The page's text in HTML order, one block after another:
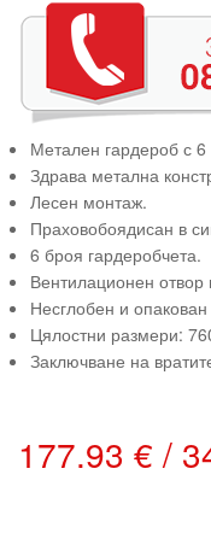
Метален гардероб с
Здрава метална
Лесен монтаж.
Праховобоядисан в
6 броя гардеробчета.
Вентилационен отвор
Несглобен и
Цялостни размери:
Заключване на
177.93 € /